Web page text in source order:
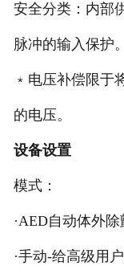
安全分类：内部
脉冲的输入保护。
﹡电压补偿限于
的电压。
设备设置
模式：
·AED自动体外除
·手动-给高级用